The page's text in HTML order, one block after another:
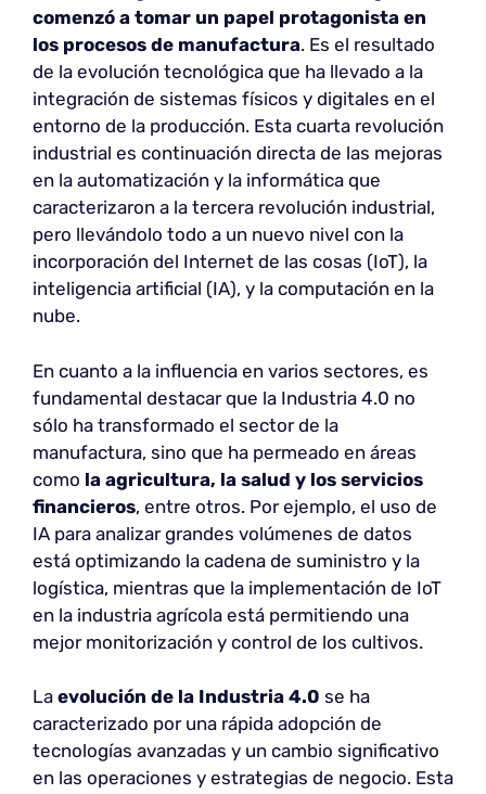
comenzó a tomar un papel protagonista en
los procesos de manufactura. Es el resultado
de la evolución tecnológica que ha llevado a la
integración de sistemas físicos y digitales en el
entorno de la producción. Esta cuarta revolución
industrial es continuación directa de las mejoras
en la automatización y la informática que
caracterizaron a la tercera revolución industrial,
pero llevándolo todo a un nuevo nivel con la
incorporación del Internet de las cosas (IoT), la
inteligencia artificial (IA), y la computación en la
nube.
En cuanto a la influencia en varios sectores, es
fundamental destacar que la Industria 4.0 no
sólo ha transformado el sector de la
manufactura, sino que ha permeado en áreas
como la agricultura, la salud y los servicios
financieros, entre otros. Por ejemplo, el uso de
IA para analizar grandes volúmenes de datos
está optimizando la cadena de suministro y la
logística, mientras que la implementación de IoT
en la industria agrícola está permitiendo una
mejor monitorización y control de los cultivos.
La evolución de la Industria 4.0 se ha
caracterizado por una rápida adopción de
tecnologías avanzadas y un cambio significativo
en las operaciones y estrategias de negocio. Esta